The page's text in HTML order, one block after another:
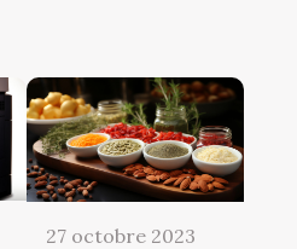
27 octobre 2023